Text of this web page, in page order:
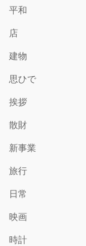
平和
店
建物
思ひで
挨拶
散財
新事業
旅行
日常
映画
時計